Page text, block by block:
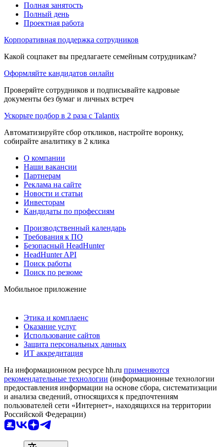
Полная занятость
Полный день
Проектная работа
Корпоративная поддержка сотрудников
Какой соцпакет вы предлагаете семейным сотрудникам?
Оформляйте кандидатов онлайн
Проверяйте сотрудников и подписывайте кадровые
документы без бумаг и личных встреч
Ускорьте подбор в 2 раза с Talantix
Автоматизируйте сбор откликов, настройте воронку,
собирайте аналитику в 2 клика
О компании
Наши вакансии
Партнерам
Реклама на сайте
Новости и статьи
Инвесторам
Кандидаты по профессиям
Производственный календарь
Требования к ПО
Безопасный HeadHunter
HeadHunter API
Поиск работы
Поиск по резюме
Мобильное приложение
Этика и комплаенс
Оказание услуг
Использование сайтов
Защита персональных данных
ИТ аккредитация
На информационном ресурсе hh.ru применяются
рекомендательные технологии (информационные технологии
предоставления информации на основе сбора, систематизации
и анализа сведений, относящихся к предпочтениям
пользователей сети «Интернет», находящихся на территории
Российской Федерации)